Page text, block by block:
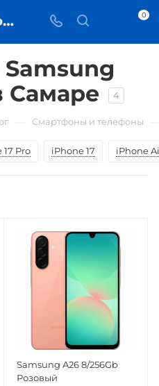
Купить смартфоны Samsung A26 256 Гб в Самаре - цена в iЧехол 0
Самаре
4
Смартфоны и телефоны
17 Pro iPhone 17 iPhone
Samsung A26 8/256Gb
Розовый